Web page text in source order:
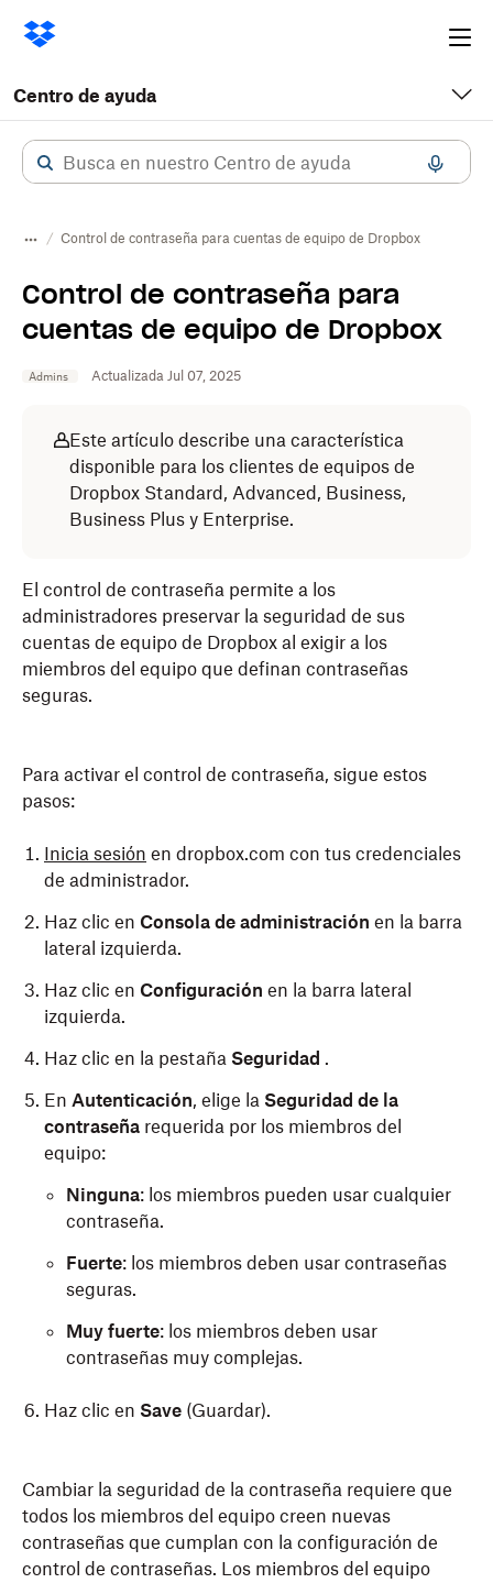
Centro de ayuda
Control de contraseña para cuentas de equipo de Dropbox
Control de contraseña para
cuentas de equipo de Dropbox
Admins Actualizada Jul 07, 2025
Este artículo describe una característica
disponible para los clientes de equipos de
Dropbox Standard, Advanced, Business,
Business Plus y Enterprise.
El control de contraseña permite a los
administradores preservar la seguridad de sus
cuentas de equipo de Dropbox al exigir a los
miembros del equipo que definan contraseñas
seguras.
Para activar el control de contraseña, sigue estos
pasos:
Inicia sesión en dropbox.com con tus credenciales
de administrador.
Haz clic en Consola de administración en la barra
lateral izquierda.
Haz clic en Configuración en la barra lateral
izquierda.
Haz clic en la pestaña Seguridad .
En Autenticación, elige la Seguridad de la
contraseña requerida por los miembros del
equipo:
Ninguna: los miembros pueden usar cualquier
contraseña.
Fuerte: los miembros deben usar contraseñas
seguras.
Muy fuerte: los miembros deben usar
contraseñas muy complejas.
Haz clic en Save (Guardar).
Cambiar la seguridad de la contraseña requiere que
todos los miembros del equipo creen nuevas
contraseñas que cumplan con la configuración de
control de contraseñas. Los miembros del equipo